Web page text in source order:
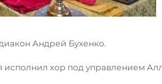
Андрей Бухенко.
исполнил хор под управлением